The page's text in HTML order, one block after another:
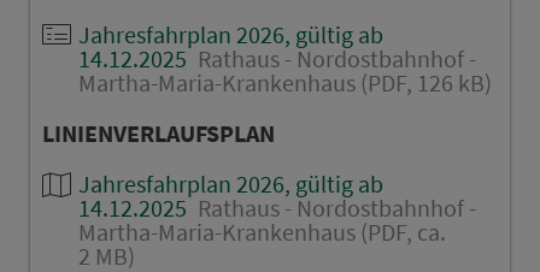
Jahresfahrplan 2026, gültig ab
14.12.2025 Rathaus - Nordostbahnhof -
Martha-Maria-Krankenhaus (PDF, 126 kB)
LINIENVERLAUFSPLAN
Jahresfahrplan 2026, gültig ab
14.12.2025 Rathaus - Nordostbahnhof -
Martha-Maria-Krankenhaus (PDF, ca.
2 MB)